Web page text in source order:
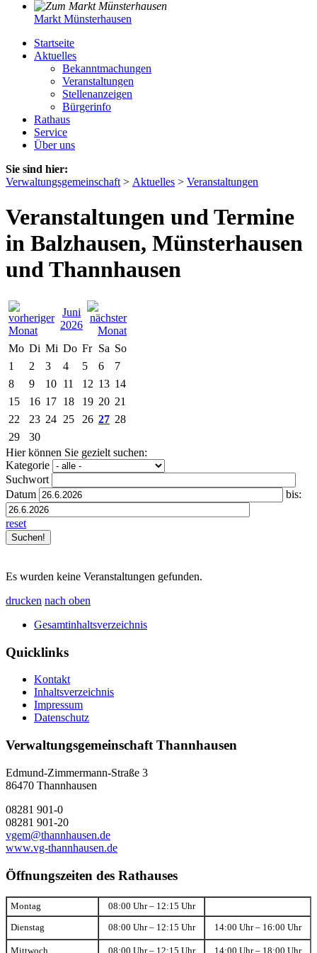
Markt Münsterhausen
Startseite
Aktuelles
Bekanntmachungen
Veranstaltungen
Stellenanzeigen
Bürgerinfo
Rathaus
Service
Über uns
Sie sind hier:
Verwaltungsgemeinschaft > Aktuelles > Veranstaltungen
Veranstaltungen und Termine
in Balzhausen, Münsterhausen
und Thannhausen
Juni
2026
Mo Di Mi Do Fr Sa So
1
2 3 4 5 6
7
8
9 10 11 12 13 14
15
16 17 18 19 20 21
22
23 24 25 26 27 28
29
30
Hier können Sie gezielt suchen:
Kategorie
Suchwort
Datum
bis:
reset
Es wurden keine Veranstaltungen gefunden.
drucken nach oben
Gesamtinhaltsverzeichnis
Quicklinks
Kontakt
Inhaltsverzeichnis
Impressum
Datenschutz
Verwaltungsgemeinschaft Thannhausen
Edmund-Zimmermann-Straße 3
86470 Thannhausen
08281 901-0
08281 901-20
vgem@thannhausen.de
www.vg-thannhausen.de
Öffnungszeiten des Rathauses
Montag 08:00 Uhr – 12:15 Uhr
Dienstag 08:00 Uhr – 12:15 Uhr 14:00 Uhr – 16:00 Uhr